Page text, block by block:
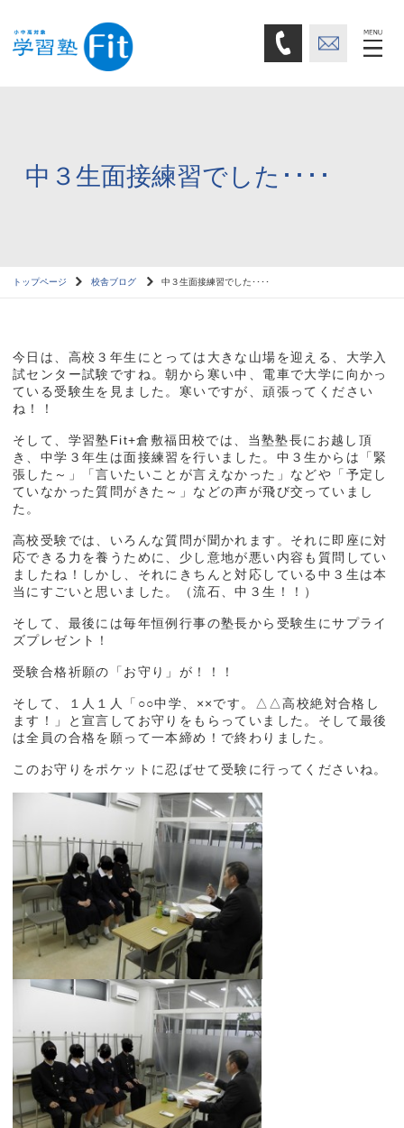
中３生面接練習でした････
トップページ 校舎ブログ 中３生面接練習でした････
今日は、高校３年生にとっては大きな山場を迎える、大学入
試センター試験ですね。朝から寒い中、電車で大学に向かっ
ている受験生を見ました。寒いですが、頑張ってください
ね！！
そして、学習塾Fit+倉敷福田校では、当塾塾長にお越し頂
き、中学３年生は面接練習を行いました。中３生からは「緊
張した～」「言いたいことが言えなかった」などや「予定し
ていなかった質問がきた～」などの声が飛び交っていまし
た。
高校受験では、いろんな質問が聞かれます。それに即座に対
応できる力を養うために、少し意地が悪い内容も質問してい
ましたね！しかし、それにきちんと対応している中３生は本
当にすごいと思いました。（流石、中３生！！）
そして、最後には毎年恒例行事の塾長から受験生にサプライ
ズプレゼント！
受験合格祈願の「お守り」が！！！
そして、１人１人「○○中学、××です。△△高校絶対合格し
ます！」と宣言してお守りをもらっていました。そして最後
は全員の合格を願って一本締め！で終わりました。
このお守りをポケットに忍ばせて受験に行ってくださいね。